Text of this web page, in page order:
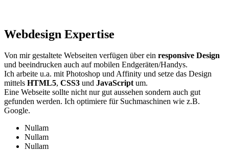
Webdesign Expertise
Von mir gestaltete Webseiten verfügen über ein responsive Design
und beeindrucken auch auf mobilen Endgeräten/Handys.
Ich arbeite u.a. mit Photoshop und Affinity und setze das Design
mittels HTML5, CSS3 und JavaScriptum.
Eine Webseite sollte nicht nur gut aussehen sondern auch gut
gefunden werden. Ich optimiere für Suchmaschinen wie z.B.
Google.
Nullam
Nullam
Nullam